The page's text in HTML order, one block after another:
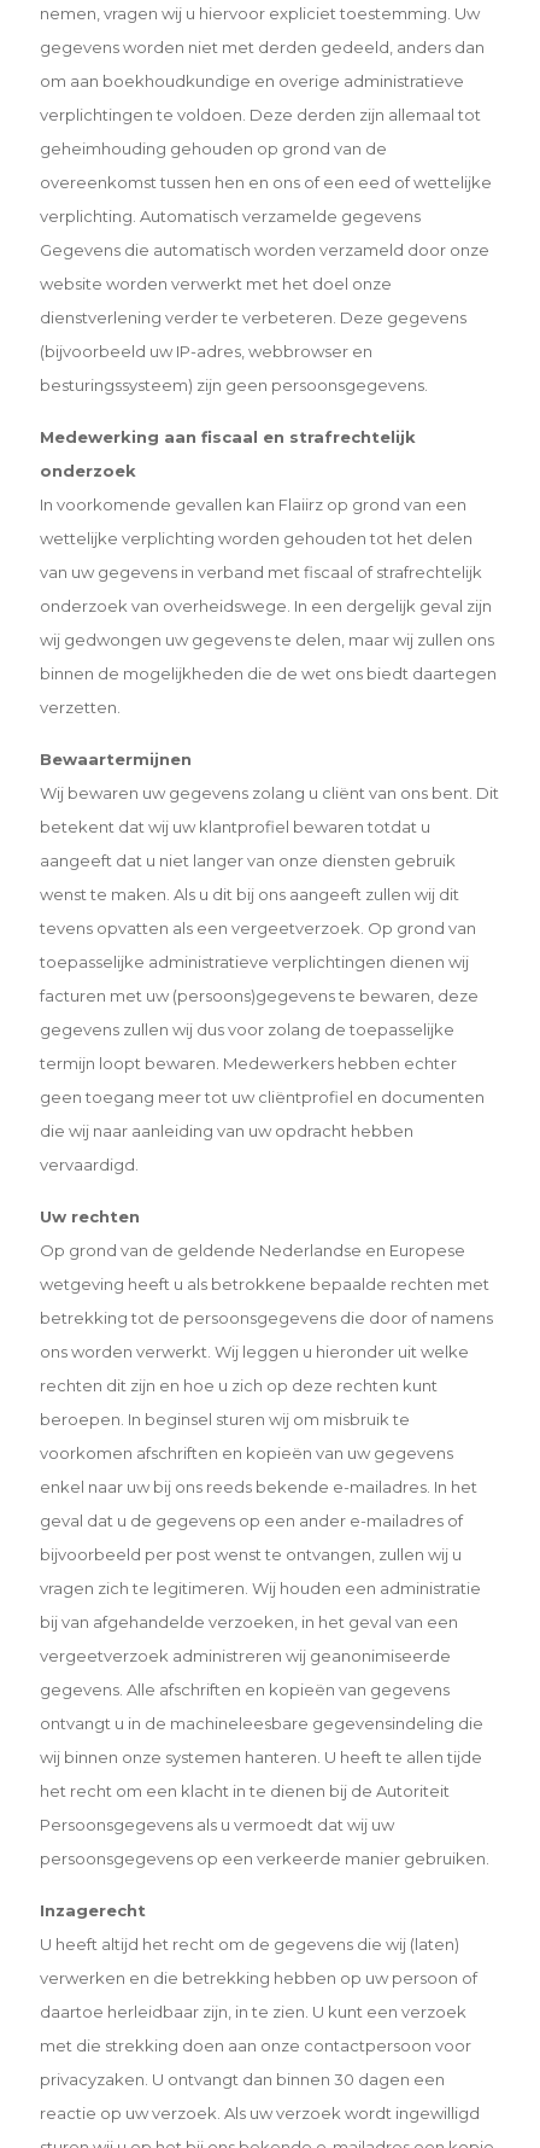
nemen, vragen wij u hiervoor expliciet toestemming. Uw
gegevens worden niet met derden gedeeld, anders dan
om aan boekhoudkundige en overige administratieve
verplichtingen te voldoen. Deze derden zijn allemaal tot
geheimhouding gehouden op grond van de
overeenkomst tussen hen en ons of een eed of wettelijke
verplichting. Automatisch verzamelde gegevens
Gegevens die automatisch worden verzameld door onze
website worden verwerkt met het doel onze
dienstverlening verder te verbeteren. Deze gegevens
(bijvoorbeeld uw IP-adres, webbrowser en
besturingssysteem) zijn geen persoonsgegevens.
Medewerking aan fiscaal en strafrechtelijk
onderzoek
In voorkomende gevallen kan Flaiirz op grond van een
wettelijke verplichting worden gehouden tot het delen
van uw gegevens in verband met fiscaal of strafrechtelijk
onderzoek van overheidswege. In een dergelijk geval zijn
wij gedwongen uw gegevens te delen, maar wij zullen ons
binnen de mogelijkheden die de wet ons biedt daartegen
verzetten.
Bewaartermijnen
Wij bewaren uw gegevens zolang u cliënt van ons bent. Dit
betekent dat wij uw klantprofiel bewaren totdat u
aangeeft dat u niet langer van onze diensten gebruik
wenst te maken. Als u dit bij ons aangeeft zullen wij dit
tevens opvatten als een vergeetverzoek. Op grond van
toepasselijke administratieve verplichtingen dienen wij
facturen met uw (persoons)gegevens te bewaren, deze
gegevens zullen wij dus voor zolang de toepasselijke
termijn loopt bewaren. Medewerkers hebben echter
geen toegang meer tot uw cliëntprofiel en documenten
die wij naar aanleiding van uw opdracht hebben
vervaardigd.
Uw rechten
Op grond van de geldende Nederlandse en Europese
wetgeving heeft u als betrokkene bepaalde rechten met
betrekking tot de persoonsgegevens die door of namens
ons worden verwerkt. Wij leggen u hieronder uit welke
rechten dit zijn en hoe u zich op deze rechten kunt
beroepen. In beginsel sturen wij om misbruik te
voorkomen afschriften en kopieën van uw gegevens
enkel naar uw bij ons reeds bekende e-mailadres. In het
geval dat u de gegevens op een ander e-mailadres of
bijvoorbeeld per post wenst te ontvangen, zullen wij u
vragen zich te legitimeren. Wij houden een administratie
bij van afgehandelde verzoeken, in het geval van een
vergeetverzoek administreren wij geanonimiseerde
gegevens. Alle afschriften en kopieën van gegevens
ontvangt u in de machineleesbare gegevensindeling die
wij binnen onze systemen hanteren. U heeft te allen tijde
het recht om een klacht in te dienen bij de Autoriteit
Persoonsgegevens als u vermoedt dat wij uw
persoonsgegevens op een verkeerde manier gebruiken.
Inzagerecht
U heeft altijd het recht om de gegevens die wij (laten)
verwerken en die betrekking hebben op uw persoon of
daartoe herleidbaar zijn, in te zien. U kunt een verzoek
met die strekking doen aan onze contactpersoon voor
privacyzaken. U ontvangt dan binnen 30 dagen een
reactie op uw verzoek. Als uw verzoek wordt ingewilligd